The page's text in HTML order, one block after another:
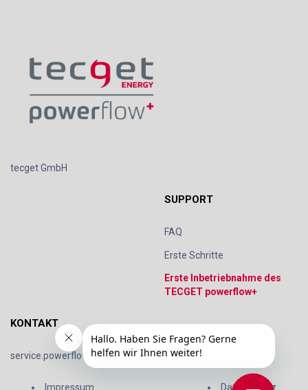
tecget GmbH
SUPPORT
FAQ
Erste Schritte
Erste Inbetriebnahme des
TECGET powerflow+
KONTAKT
service.powerflow@tecget.de
Impressum Datenschutz